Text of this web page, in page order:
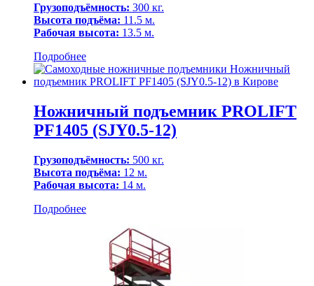
Грузоподъёмность: 300 кг.
Высота подъёма: 11.5 м.
Рабочая высота: 13.5 м.
Подробнее
Ножничный подъемник PROLIFT
PF1405 (SJY0.5-12)
Грузоподъёмность: 500 кг.
Высота подъёма: 12 м.
Рабочая высота: 14 м.
Подробнее